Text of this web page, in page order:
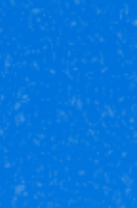
товаров
и услуг,
исключительно
условиях не является
кодексаРоссийской